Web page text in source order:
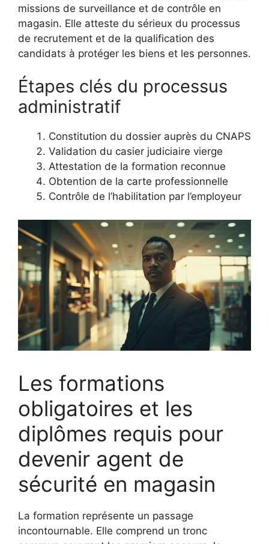
missions de surveillance et de contrôle en
magasin. Elle atteste du sérieux du processus
de recrutement et de la qualification des
candidats à protéger les biens et les personnes.
Étapes clés du processus
administratif
Constitution du dossier auprès du CNAPS
Validation du casier judiciaire vierge
Attestation de la formation reconnue
Obtention de la carte professionnelle
Contrôle de l’habilitation par l’employeur
Les formations
obligatoires et les
diplômes requis pour
devenir agent de
sécurité en magasin
La formation représente un passage
incontournable. Elle comprend un tronc